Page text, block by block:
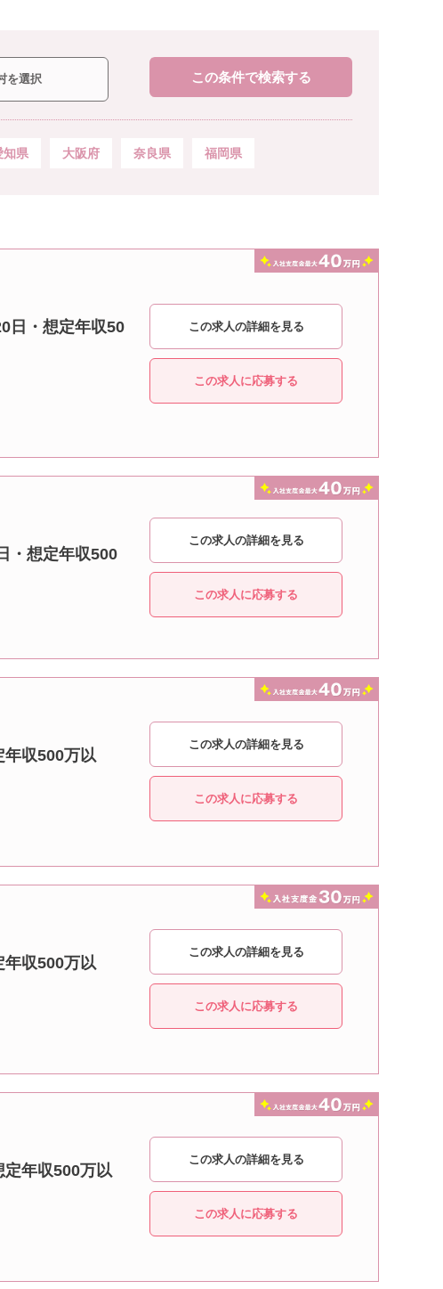
この条件で検索する
知県 大阪府 奈良県 福岡県
日・想定年収50
この求人の詳細を見る
この求人に応募する
・想定年収500
この求人の詳細を見る
この求人に応募する
年収500万以
この求人の詳細を見る
この求人に応募する
年収500万以
この求人の詳細を見る
この求人に応募する
年収500万以
この求人の詳細を見る
この求人に応募する